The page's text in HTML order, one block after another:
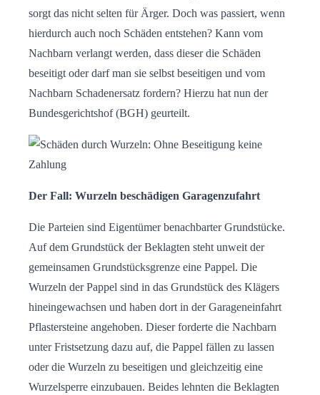
sorgt das nicht selten für Ärger. Doch was passiert, wenn
hierdurch auch noch Schäden entstehen? Kann vom
Nachbarn verlangt werden, dass dieser die Schäden
beseitigt oder darf man sie selbst beseitigen und vom
Nachbarn Schadenersatz fordern? Hierzu hat nun der
Bundesgerichtshof (BGH) geurteilt.
Der Fall: Wurzeln beschädigen Garagenzufahrt
Die Parteien sind Eigentümer benachbarter Grundstücke.
Auf dem Grundstück der Beklagten steht unweit der
gemeinsamen Grundstücksgrenze eine Pappel. Die
Wurzeln der Pappel sind in das Grundstück des Klägers
hineingewachsen und haben dort in der Garageneinfahrt
Pflastersteine angehoben. Dieser forderte die Nachbarn
unter Fristsetzung dazu auf, die Pappel fällen zu lassen
oder die Wurzeln zu beseitigen und gleichzeitig eine
Wurzelsperre einzubauen. Beides lehnten die Beklagten